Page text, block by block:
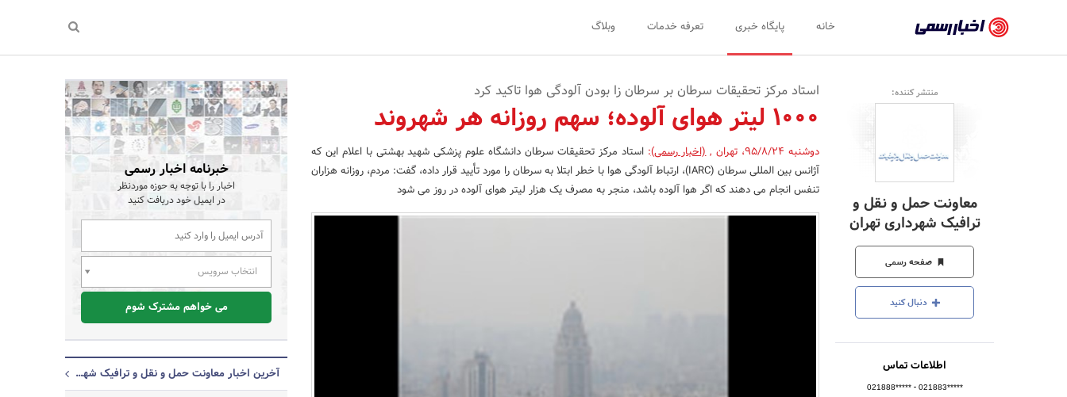
رسمی
-
اخبار
شده
شرکت‌ها،
سازمان‌ها
و
روابط
عمومی‌ها
خانه پایگاه خبری تعرفه خدمات وبلاگ
منتشر کننده:
معاونت حمل و نقل و
ترافیک شهرداری تهران
صفحه رسمی
دنبال کنید
اطلاعات تماس
021888***** - 021883*****
استاد مرکز تحقیقات سرطان بر سرطان زا بودن آلودگی هوا تاکید کرد
1000 لیتر هوای آلوده؛ سهم روزانه هر شهروند
دوشنبه 95/8/24 ، تهران ,(اخبار رسمی):استاد مرکز تحقیقات سرطان دانشگاه علوم پزشکی شهید بهشتی با اعلام این که
آژانس بین‌ المللی سرطان (IARC)، ارتباط آلودگی هوا با خطر ابتلا به سرطان را مورد تأیید قرار داده، گفت: مردم، روزانه هزاران
تنفس انجام می دهند که اگر هوا آلوده باشد، منجر به مصرف یک هزار لیتر هوای آلوده در روز می شود
خبرنامه اخبار رسمی
اخبار را با توجه به حوزه موردنظر
در ایمیل خود دریافت کنید
انتخاب سرویس
می خواهم مشترک شوم
آخرین اخبار معاونت حمل و نقل و ترافیک شهرداری تهران